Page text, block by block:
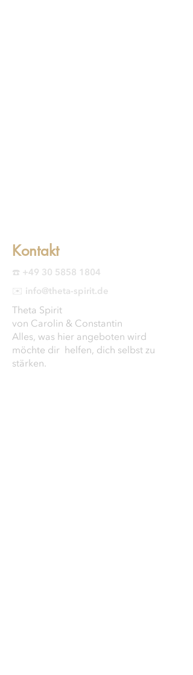
Kontakt
☎️ +49 30 5858 1804
✉️ info@theta-spirit.de
Theta Spirit
von Carolin & Constantin
Alles, was hier angeboten wird
möchte dir helfen, dich selbst zu
stärken.